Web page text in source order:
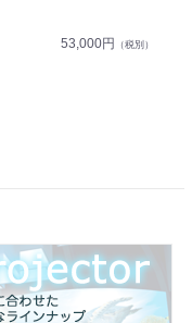
53,000円 （税別）